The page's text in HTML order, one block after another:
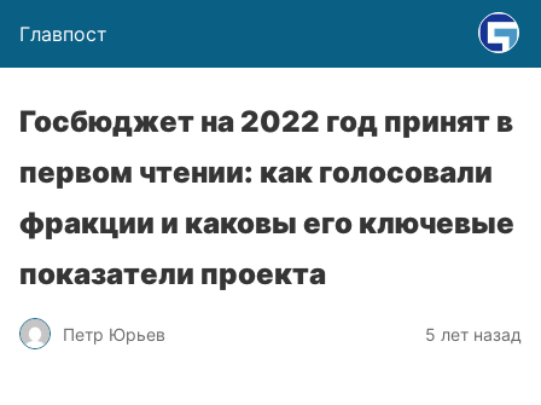
Главпост
Госбюджет на 2022 год принят в
первом чтении: как голосовали
фракции и каковы его ключевые
показатели проекта
Петр Юрьев 5 лет назад